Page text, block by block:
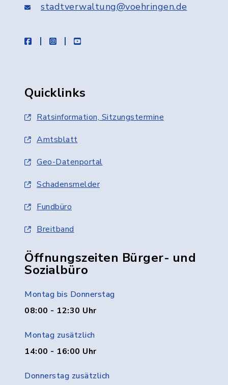
stadtverwaltung@voehringen.de
facebookinstagramyoutube
Quicklinks
Ratsinformation, Sitzungstermine
Amtsblatt
Geo-Datenportal
Schadensmelder
Fundbüro
Breitband
Öffnungszeiten Bürger- und
Sozialbüro
Montag bis Donnerstag
08:00 - 12:30 Uhr
Montag zusätzlich
14:00 - 16:00 Uhr
Donnerstag zusätzlich